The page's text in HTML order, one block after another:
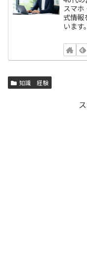
スマホ
式情報
います。
知識 経験